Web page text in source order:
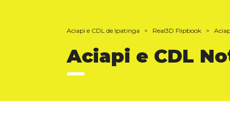
Aciapi e CDL de Ipatinga > Real3D Flipbook >
Aciapi e CDL